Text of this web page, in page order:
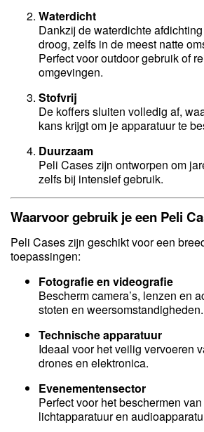
Waterdicht
Dankzij de waterdichte
droog, zelfs in de meest natte
Perfect voor outdoor gebruik of
omgevingen.
Stofvrij
De koffers sluiten volledig af,
kans krijgt om je apparatuur te
Duurzaam
Peli Cases zijn ontworpen om
zelfs bij intensief gebruik.
Waarvoor gebruik je een Peli
Peli Cases zijn geschikt voor een
toepassingen:
Fotografie en videografie
Bescherm camera’s, lenzen en
stoten en weersomstandigheden.
Technische apparatuur
Ideaal voor het veilig vervoeren
drones en elektronica.
Evenementensector
Perfect voor het beschermen
lichtapparatuur en